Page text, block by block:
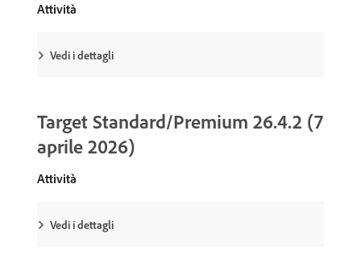
Attività
Vedi i dettagli
Target Standard/Premium 26.4.2 (7
aprile 2026)
Attività
Vedi i dettagli